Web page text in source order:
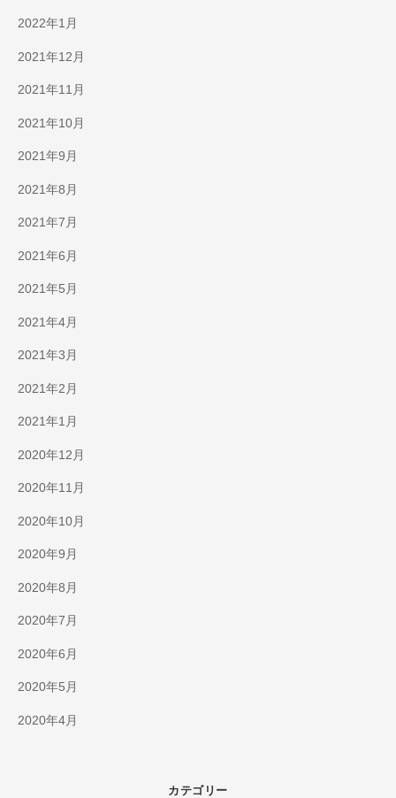
2022年1月
2021年12月
2021年11月
2021年10月
2021年9月
2021年8月
2021年7月
2021年6月
2021年5月
2021年4月
2021年3月
2021年2月
2021年1月
2020年12月
2020年11月
2020年10月
2020年9月
2020年8月
2020年7月
2020年6月
2020年5月
2020年4月
カテゴリー